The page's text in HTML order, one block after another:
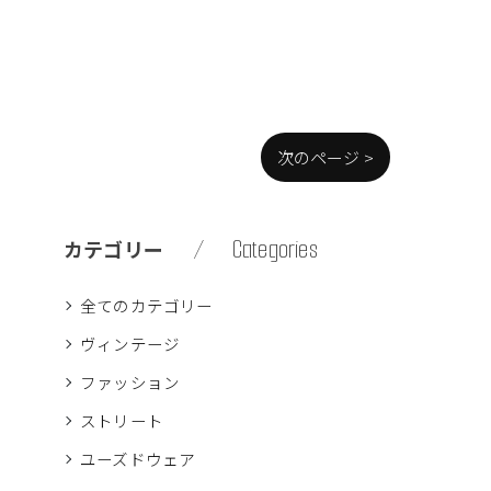
次のページ >
カテゴリー Categories
全てのカテゴリー
ヴィンテージ
ファッション
ストリート
ユーズドウェア